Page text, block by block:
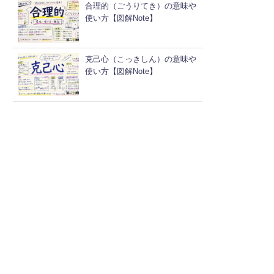
合理的（ごうりてき）の意味や
使い方【図解Note】
克己心（こっきしん）の意味や
使い方【図解Note】